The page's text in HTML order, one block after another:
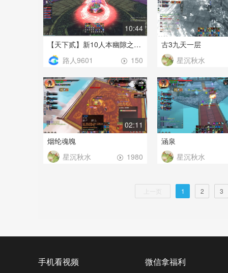
10:44
【天下贰】新10人本幽隙之渊通关视频
150
路人9601
古3九天一层
星沉秋水
02:11
烟纶魂魄
1980
星沉秋水
涵泉
星沉秋水
1 2 3
手机看视频 微信拿福利